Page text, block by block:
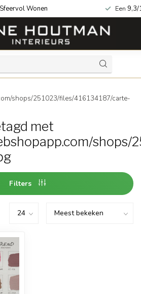
Sfeervol Wonen Een 9,3/
shops/251023/files/416134187/carte-
met
Filters